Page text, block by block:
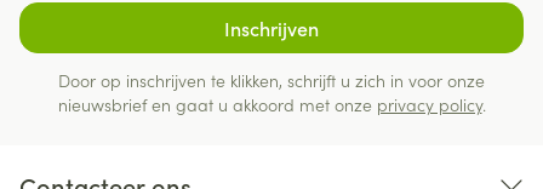
Inschrijven
Door op inschrijven te klikken, schrijft u zich in voor onze
nieuwsbrief en gaat u akkoord met onze privacy policy.